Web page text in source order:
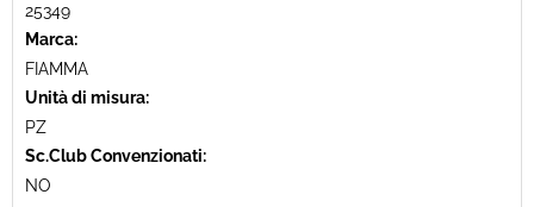
25349
Marca:
FIAMMA
Unità di misura:
PZ
Sc.Club Convenzionati:
NO